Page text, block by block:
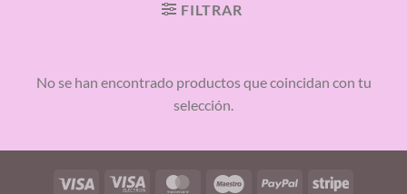
FILTRAR
No se han encontrado productos que coincidan con tu
selección.